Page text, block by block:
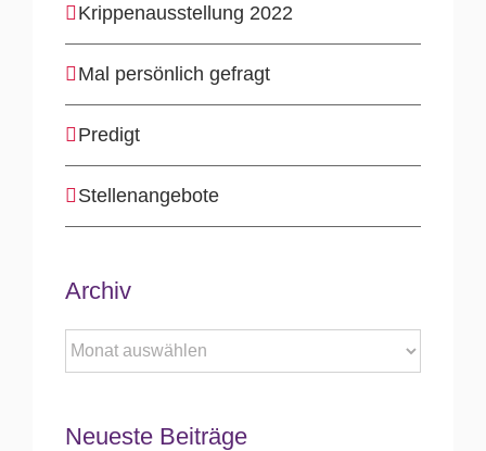
Krippenausstellung 2022
Mal persönlich gefragt
Predigt
Stellenangebote
Archiv
Archiv
Neueste Beiträge